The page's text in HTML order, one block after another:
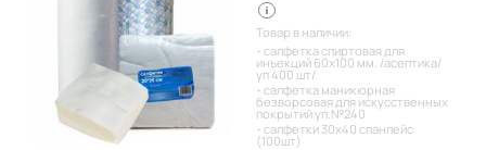
Товар в наличии:
салфетка спиртовая для
инъекций 60х100 мм. /асептика/
уп 400 шт/
салфетка маникюрная
безворсовая для искусственных
покрытий уп.№240
салфетки 30х40 спанлейс
(100шт)